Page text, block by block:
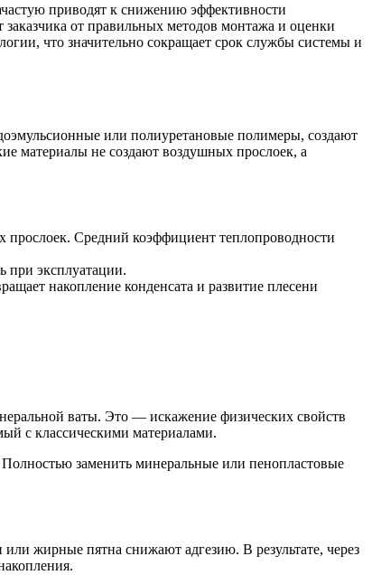
приводят к снижению эффективности
от правильных методов монтажа и оценки
что значительно сокращает срок службы системы и
или полиуретановые полимеры, создают
материалы не создают воздушных прослоек, а
прослоек. Средний коэффициент теплопроводности
при эксплуатации.
накопление конденсата и развитие плесени
ваты. Это — искажение физических свойств
с классическими материалами.
заменить минеральные или пенопластовые
жирные пятна снижают адгезию. В результате, через